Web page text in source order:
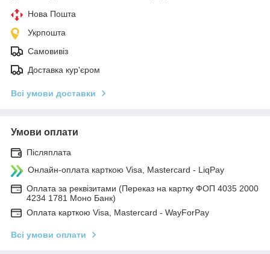
Нова Пошта
Укрпошта
Самовивіз
Доставка кур'єром
Всі умови доставки
Умови оплати
Післяплата
Онлайн-оплата карткою Visa, Mastercard - LiqPay
Оплата за реквізитами (Переказ на картку ФОП 4035 2000
4234 1781 Моно Банк)
Оплата карткою Visa, Mastercard - WayForPay
Всі умови оплати